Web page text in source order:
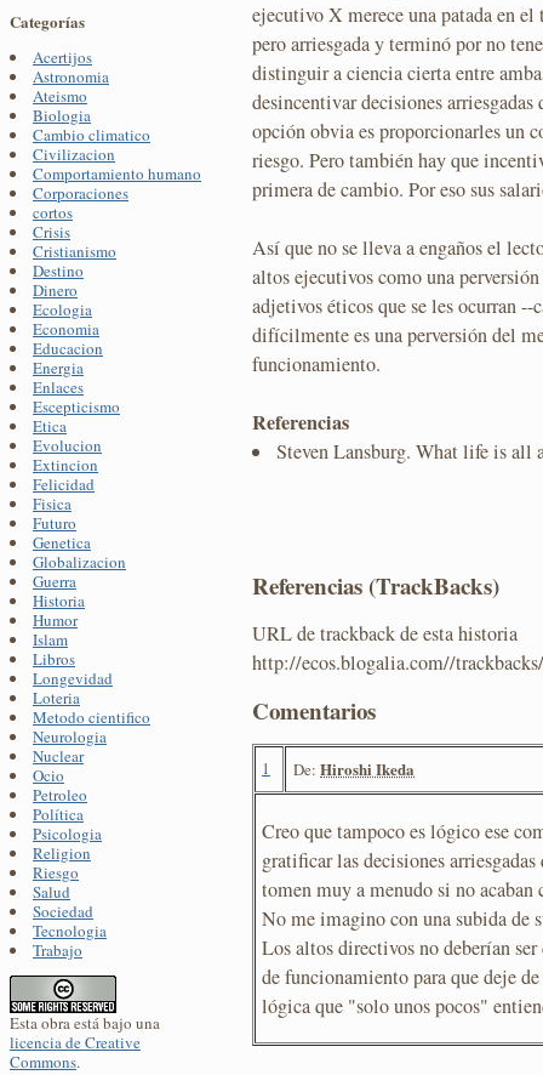
Categorías
Acertijos
Astronomia
Ateismo
Biologia
Cambio climatico
Civilizacion
Comportamiento humano
Corporaciones
cortos
Crisis
Cristianismo
Destino
Dinero
Ecologia
Economia
Educacion
Energia
Enlaces
Escepticismo
Etica
Evolucion
Extincion
Felicidad
Fisica
Futuro
Genetica
Globalizacion
Guerra
Historia
Humor
Islam
Libros
Longevidad
Loteria
Metodo cientifico
Neurologia
Nuclear
Ocio
Petroleo
Política
Psicologia
Religion
Riesgo
Salud
Sociedad
Tecnologia
Trabajo
Esta obra está bajo una
licencia de Creative
Commons.
ejecutivo X merece una patada en
pero arriesgada y terminó por no
distinguir a ciencia cierta entre
desincentivar decisiones
opción obvia es proporcionarles un
riesgo. Pero también hay que
primera de cambio. Por eso sus
Así que no se lleva a engaños el
altos ejecutivos como una
adjetivos éticos que se les ocurran
difícilmente es una perversión del
funcionamiento.
Referencias
Steven Lansburg. What life is all
Referencias (TrackBacks)
URL de trackback de esta historia
http://ecos.blogalia.com//
Comentarios
1 De: Hiroshi Ikeda
Creo que tampoco es lógico ese
gratificar las decisiones
tomen muy a menudo si no
No me imagino con una subida de
Los altos directivos no deberían
de funcionamiento para que deje
lógica que "solo unos pocos"